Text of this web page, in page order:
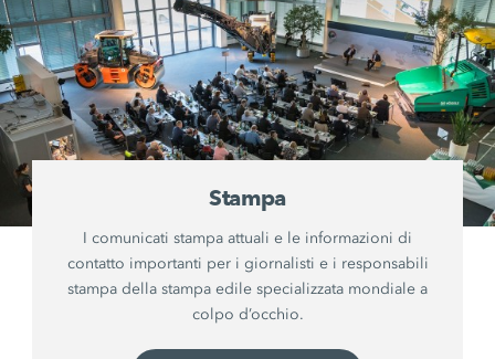
Stampa
I comunicati stampa attuali e le informazioni di
contatto importanti per i giornalisti e i responsabili
stampa della stampa edile specializzata mondiale a
colpo d’occhio.